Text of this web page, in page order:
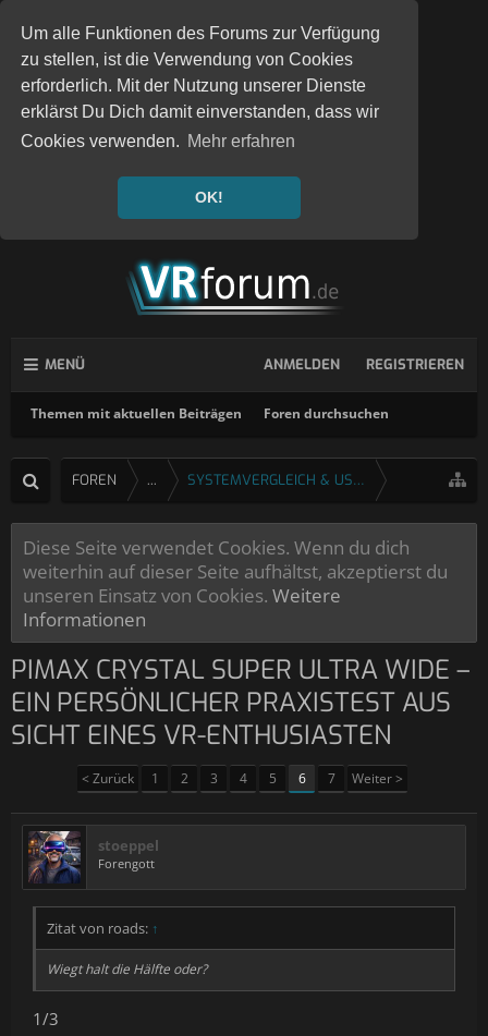
Um alle Funktionen des Forums zur Verfügung
zu stellen, ist die Verwendung von Cookies
erforderlich. Mit der Nutzung unserer Dienste
erklärst Du Dich damit einverstanden, dass wir
Cookies verwenden. Mehr erfahren
OK!
MENÜ
Themen mit aktuellen Beiträgen Foren durchsuchen
ANMELDEN REGISTRIEREN
FOREN ... SYSTEMVERGLEICH & USERTESTS
Diese Seite verwendet Cookies. Wenn du dich
weiterhin auf dieser Seite aufhältst, akzeptierst du
unseren Einsatz von Cookies. Weitere
Informationen
PIMAX CRYSTAL SUPER ULTRA WIDE –
EIN PERSÖNLICHER PRAXISTEST AUS
SICHT EINES VR-ENTHUSIASTEN
< Zurück 1 2 3 4 5 6 7 Weiter >
stoeppel
Forengott
Zitat von roads: ↑
Wiegt halt die Hälfte oder?
1/3